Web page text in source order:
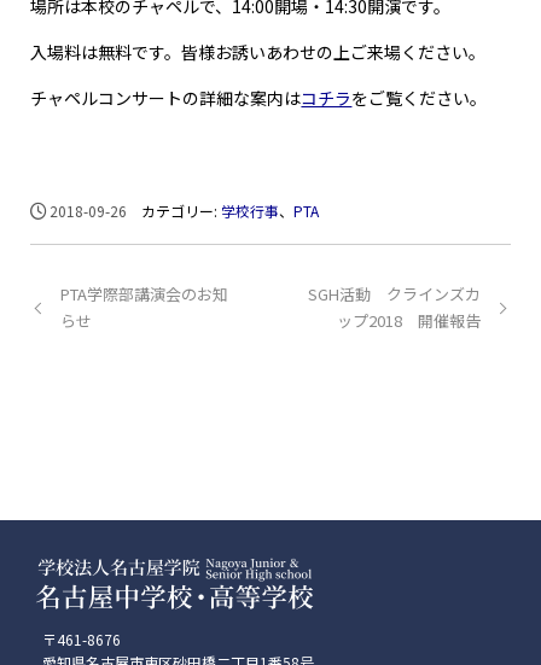
場所は本校のチャペルで、14:00開場・14:30開演です。
入場料は無料です。皆様お誘いあわせの上ご来場ください。
チャペルコンサートの詳細な案内はコチラをご覧ください。
2018-09-26 カテゴリー: 学校行事、PTA
PTA学際部講演会のお知
らせ
SGH活動 クラインズカ
ップ2018 開催報告
〒461-8676